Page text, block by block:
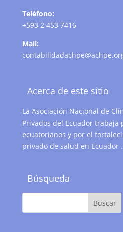
Teléfono:
+593 2 453 7416
Mail:
Acerca de este sitio
La Asociación Nacional de
Privados del Ecuador trabaja
ecuatorianos y por el
privado de salud en Ecuador .
Búsqueda